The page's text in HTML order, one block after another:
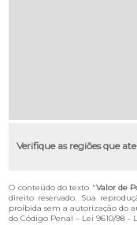
Verifique as regiões que
O conteúdo do texto "Valor de
direito reservado. Sua
proibida sem a autorização do
do Código Penal – Lei 9610/98 -